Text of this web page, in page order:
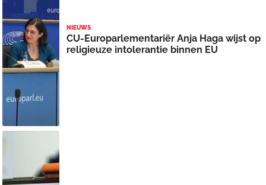
NIEUWS
CU-Europarlementariër Anja Haga wijst op
religieuze intolerantie binnen EU